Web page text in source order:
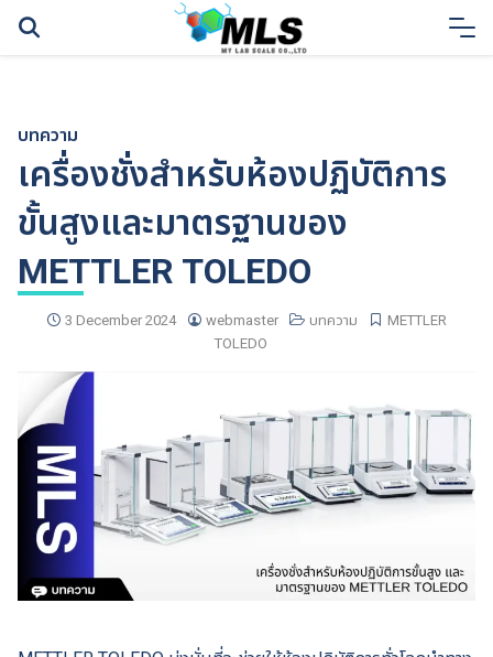
Skip
บทความ
เครื่องชั่งสำหรับห้องปฏิบัติการ
ขั้นสูงและมาตรฐานของ
METTLER TOLEDO
3 December 2024 webmaster บทความ
METTLER
TOLEDO